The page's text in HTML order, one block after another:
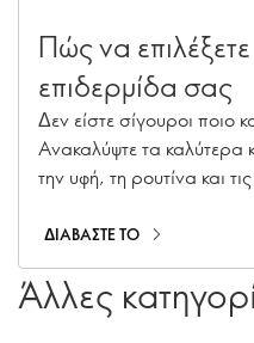
Πώς να
επιδερμίδα σας
Δεν είστε σίγουροι ποιο
Ανακαλύψτε τα
την υφή, τη ρουτίνα και
καθαρισμό.
ΔΙΑΒΑΣΤΕ ΤΟ
Άλλες